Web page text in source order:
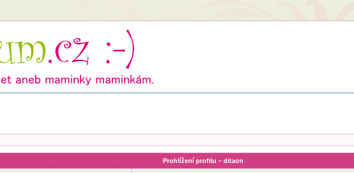
Prohlížení profilu – ditaon